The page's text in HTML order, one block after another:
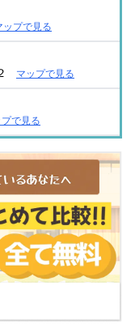
ップで見る
マップで見る
で見る